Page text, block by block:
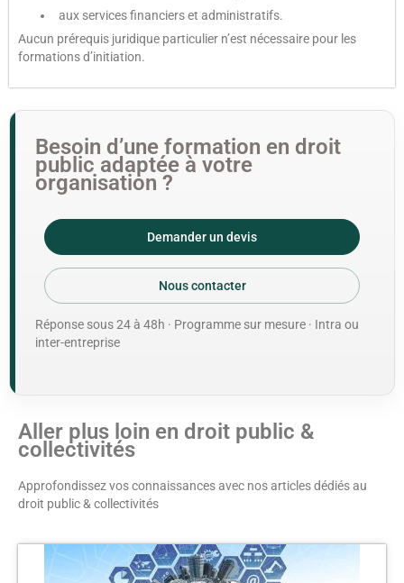
aux services financiers et administratifs.
Aucun prérequis juridique particulier n’est nécessaire pour les
formations d’initiation.
Besoin d’une formation en droit
public adaptée à votre
organisation ?
Demander un devis
Nous contacter
Réponse sous 24 à 48h · Programme sur mesure · Intra ou
inter-entreprise
Aller plus loin en droit public &
collectivités
Approfondissez vos connaissances avec nos articles dédiés au
droit public & collectivités